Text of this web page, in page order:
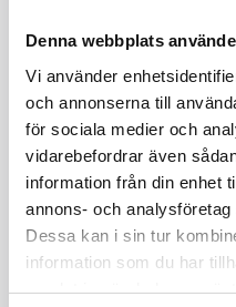
Denna webbplats
Vi använder
och annonserna till
för sociala medier och
vidarebefordrar även
information från din enhet
annons- och
Dessa kan i sin tur
information som du har
samlat in när du har
24t 7d